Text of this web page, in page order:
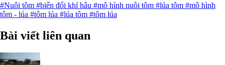
#Nuôi tôm #biến đổi khí hâu #mô hình nuôi tôm #lúa tôm #mô hình
tôm - lúa #tôm lúa #lúa tôm #tôm lúa
Bài viết liên quan